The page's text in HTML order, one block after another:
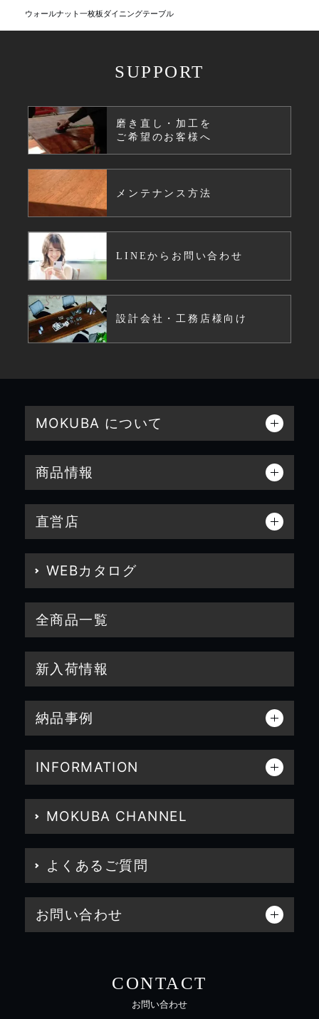
ウォールナット一枚板ダイニングテーブル
SUPPORT
磨き直し・加工を
ご希望のお客様へ
メンテナンス方法
LINEからお問い合わせ
設計会社・工務店様向け
MOKUBA について
商品情報
直営店
WEBカタログ
全商品一覧
新入荷情報
納品事例
INFORMATION
MOKUBA CHANNEL
よくあるご質問
お問い合わせ
CONTACT
お問い合わせ